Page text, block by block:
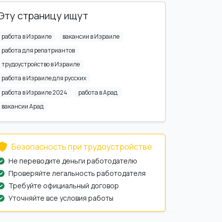
страницу ищут
работа в Израиле
вакансии в Израиле
работа для репатриантов
трудоустройство в Израиле
работа в Израиле для русских
работа в Израиле 2024
работа в Арад
вакансии Арад
Безопасность при трудоустройстве
Не переводите деньги работодателю
Проверяйте легальность работодателя
Требуйте официальный договор
Уточняйте все условия работы